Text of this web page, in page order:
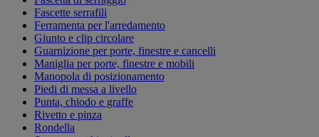
Fascette serrafili
Ferramenta per l'arredamento
Giunto e clip circolare
Guarnizione per porte, finestre e cancelli
Maniglia per porte, finestre e mobili
Manopola di posizionamento
Piedi di messa a livello
Punta, chiodo e graffe
Rivetto e pinza
Rondella